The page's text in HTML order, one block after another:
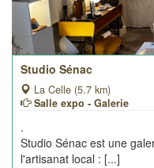
Studio Sénac
La Celle (5.7 km)
Salle expo - Galerie
.
Studio Sénac est une
l'artisanat local : [...]